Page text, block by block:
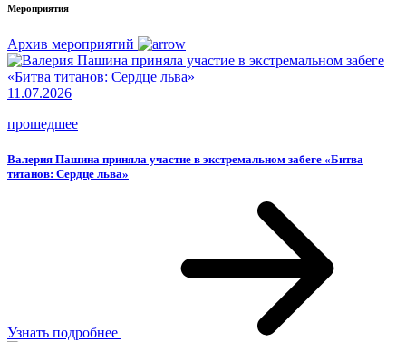
Мероприятия
Архив мероприятий
11.07.2026
прошедшее
Валерия Пашина приняла участие в экстремальном забеге «Битва
титанов: Сердце льва»
Узнать подробнее